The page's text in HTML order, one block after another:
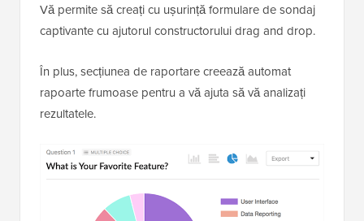
Vă permite să creați cu ușurință formulare de sondaj
captivante cu ajutorul constructorului drag and drop.
În plus, secțiunea de raportare creează automat
rapoarte frumoase pentru a vă ajuta să vă analizați
rezultatele.